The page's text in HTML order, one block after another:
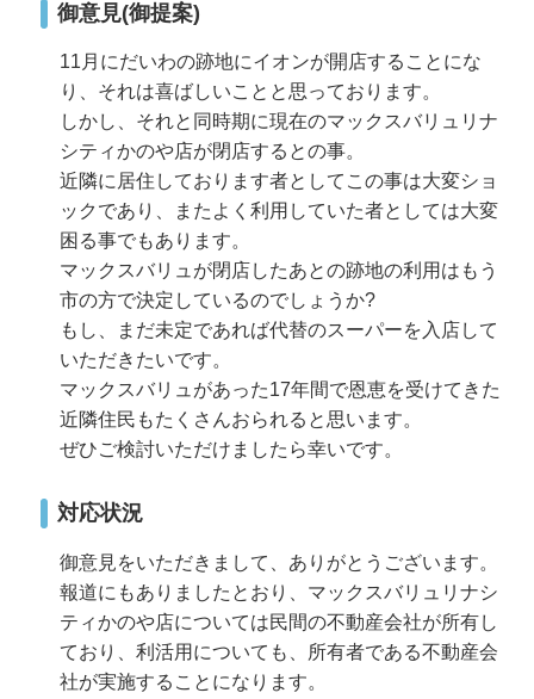
御意見(御提案)
11月にだいわの跡地にイオンが開店することにな
り、それは喜ばしいことと思っております。
しかし、それと同時期に現在のマックスバリュリナ
シティかのや店が閉店するとの事。
近隣に居住しております者としてこの事は大変ショ
ックであり、またよく利用していた者としては大変
困る事でもあります。
マックスバリュが閉店したあとの跡地の利用はもう
市の方で決定しているのでしょうか?
もし、まだ未定であれば代替のスーパーを入店して
いただきたいです。
マックスバリュがあった17年間で恩恵を受けてきた
近隣住民もたくさんおられると思います。
ぜひご検討いただけましたら幸いです。
対応状況
御意見をいただきまして、ありがとうございます。
報道にもありましたとおり、マックスバリュリナシ
ティかのや店については民間の不動産会社が所有し
ており、利活用についても、所有者である不動産会
社が実施することになります。